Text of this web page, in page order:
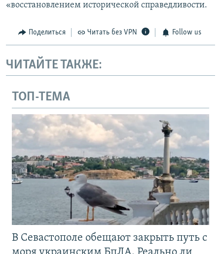
«восстановлением исторической справедливости.
Поделиться Читать без VPN Follow us
ЧИТАЙТЕ ТАКЖЕ:
ТОП-ТЕМА
В Севастополе обещают закрыть путь с